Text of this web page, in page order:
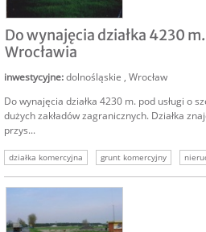
Do wynajęcia działka 4230
Wrocławia
inwestycyjne:dolnośląskie , Wrocław
Do wynajęcia działka 4230 m. pod usługi o
dużych zakładów zagranicznych. Działka
przys...
działka komercyjna grunt komercyjny
działka do wynajęcia
komercyjne wynajem